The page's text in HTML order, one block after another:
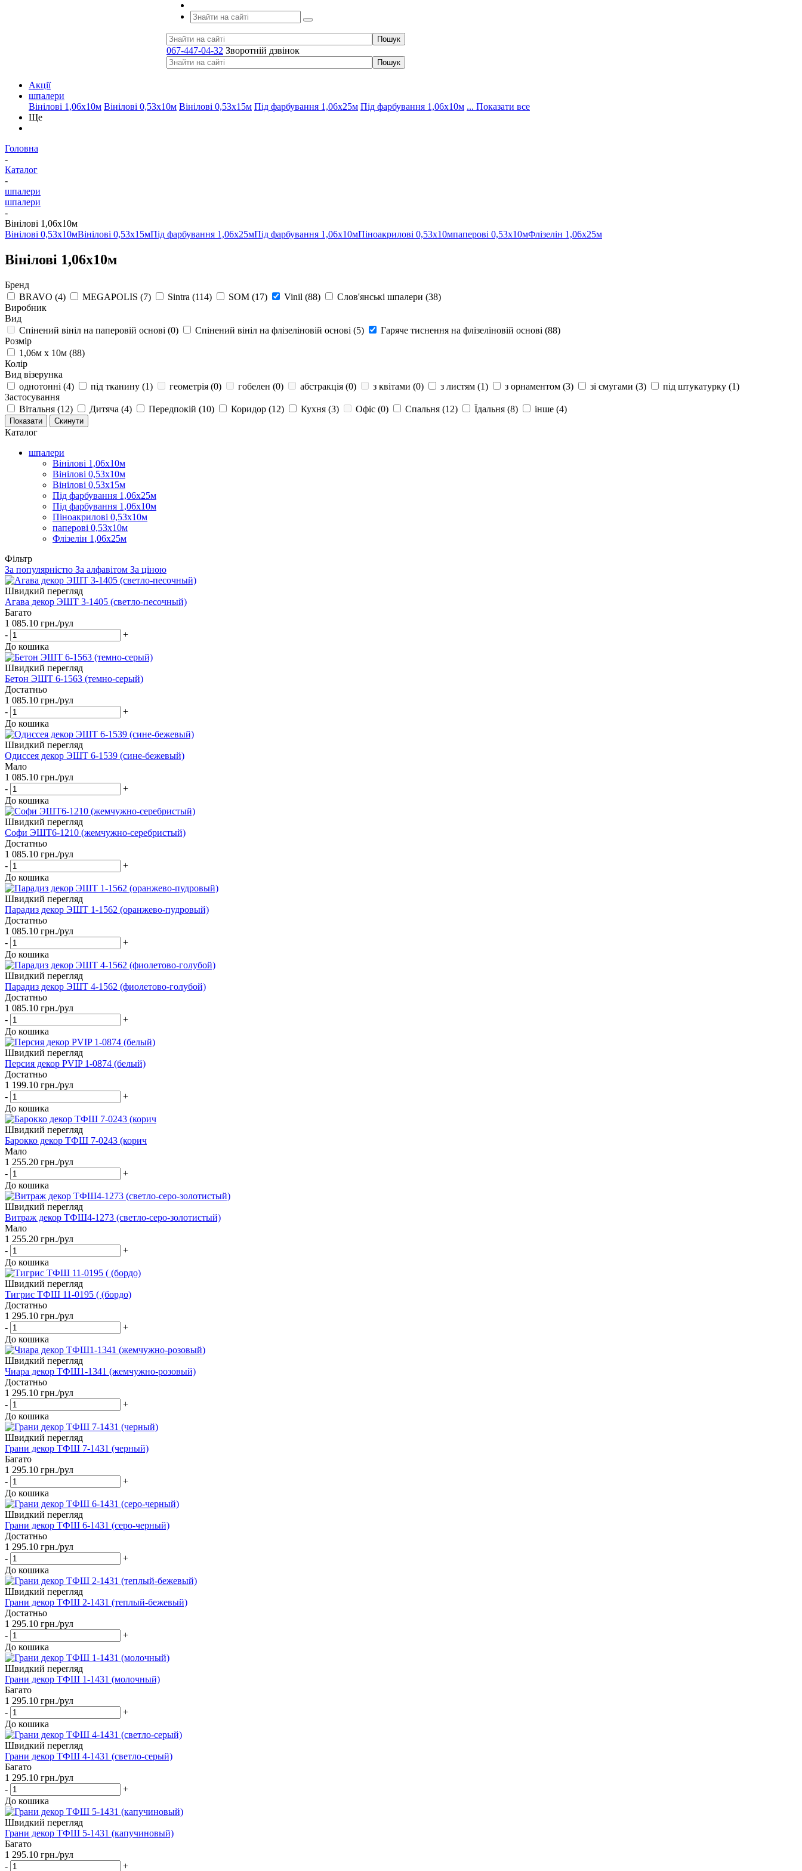
067-447-04-32 Зворотній дзвінок
Акції
шпалери
Вінілові 1,06х10м Вінілові 0,53х10м Вінілові 0,53х15м Під фарбування 1,06х25м Під фарбування 1,06х10м ... Показати все
Ще
Головна
-
Каталог
-
шпалери
шпалери
-
Вінілові 1,06х10м
Вінілові 0,53х10мВінілові 0,53х15мПід фарбування 1,06х25мПід фарбування 1,06х10мПіноакрилові 0,53х10мпаперові 0,53х10мФлізелін 1,06х25м
Вінілові 1,06х10м
Бренд
BRAVO (4) MEGAPOLIS (7) Sintra (114) SOM (17) Vinil (88) Слов'янські шпалери (38)
Виробник
Вид
Cпінений вініл на паперовій основі (0) Cпінений вініл на флізеліновій основі (5) Гаряче тиснення на флізеліновій основі (88)
Розмір
1,06м х 10м (88)
Колір
Вид візерунка
однотонні (4) під тканину (1) геометрія (0) гобелен (0) абстракція (0) з квітами (0) з листям (1) з орнаментом (3) зі смугами (3) під штукатурку (1)
Застосування
Вітальня (12) Дитяча (4) Передпокій (10) Коридор (12) Кухня (3) Офіс (0) Спальня (12) Їдальня (8) інше (4)
Каталог
шпалери
Вінілові 1,06х10м
Вінілові 0,53х10м
Вінілові 0,53х15м
Під фарбування 1,06х25м
Під фарбування 1,06х10м
Піноакрилові 0,53х10м
паперові 0,53х10м
Флізелін 1,06х25м
Фільтр
За популярністю За алфавітом За ціною
Швидкий перегляд
Агава декор ЭШТ 3-1405 (светло-песочный)
Багато
1 085.10 грн./рул
-
+
До кошика
Швидкий перегляд
Бетон ЭШТ 6-1563 (темно-серый)
Достатньо
1 085.10 грн./рул
-
+
До кошика
Швидкий перегляд
Одиссея декор ЭШТ 6-1539 (сине-бежевый)
Мало
1 085.10 грн./рул
-
+
До кошика
Швидкий перегляд
Софи ЭШТ6-1210 (жемчужно-серебристый)
Достатньо
1 085.10 грн./рул
-
+
До кошика
Швидкий перегляд
Парадиз декор ЭШТ 1-1562 (оранжево-пудровый)
Достатньо
1 085.10 грн./рул
-
+
До кошика
Швидкий перегляд
Парадиз декор ЭШТ 4-1562 (фиолетово-голубой)
Достатньо
1 085.10 грн./рул
-
+
До кошика
Швидкий перегляд
Персия декор PVIP 1-0874 (белый)
Достатньо
1 199.10 грн./рул
-
+
До кошика
Швидкий перегляд
Барокко декор ТФШ 7-0243 (корич
Мало
1 255.20 грн./рул
-
+
До кошика
Швидкий перегляд
Витраж декор ТФШ4-1273 (светло-серо-золотистый)
Мало
1 255.20 грн./рул
-
+
До кошика
Швидкий перегляд
Тигрис ТФШ 11-0195 ( (бордо)
Достатньо
1 295.10 грн./рул
-
+
До кошика
Швидкий перегляд
Чиара декор ТФШ1-1341 (жемчужно-розовый)
Достатньо
1 295.10 грн./рул
-
+
До кошика
Швидкий перегляд
Грани декор ТФШ 7-1431 (черный)
Багато
1 295.10 грн./рул
-
+
До кошика
Швидкий перегляд
Грани декор ТФШ 6-1431 (серо-черный)
Достатньо
1 295.10 грн./рул
-
+
До кошика
Швидкий перегляд
Грани декор ТФШ 2-1431 (теплый-бежевый)
Достатньо
1 295.10 грн./рул
-
+
До кошика
Швидкий перегляд
Грани декор ТФШ 1-1431 (молочный)
Багато
1 295.10 грн./рул
-
+
До кошика
Швидкий перегляд
Грани декор ТФШ 4-1431 (светло-серый)
Багато
1 295.10 грн./рул
-
+
До кошика
Швидкий перегляд
Грани декор ТФШ 5-1431 (капучиновый)
Багато
1 295.10 грн./рул
-
+